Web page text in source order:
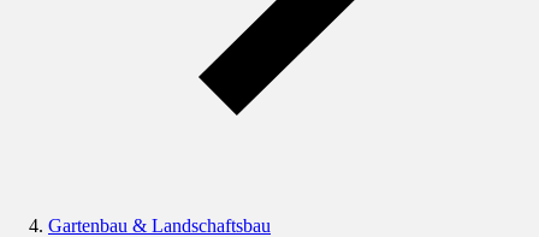
Gartenbau & Landschaftsbau